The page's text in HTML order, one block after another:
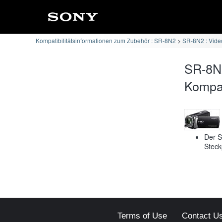
Kompatibilitätsinformationen zum Zubehör : SR-8N2 SR-8N2 :
SR-
Der
Terms of Use Contact